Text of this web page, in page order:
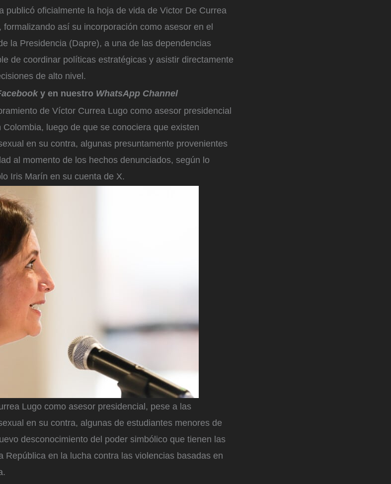
publicó oficialmente la hoja de vida de Victor De Currea
así su incorporación como asesor en el
la Presidencia (Dapre), a una de las dependencias
de coordinar políticas estratégicas y asistir directamente
de alto nivel.
y en nuestro WhatsApp Channel
de Víctor Currea Lugo como asesor presidencial
luego de que se conociera que existen
en su contra, algunas presuntamente provenientes
al momento de los hechos denunciados, según lo
Iris Marín en su cuenta de X.
Lugo como asesor presidencial, pese a las
en su contra, algunas de estudiantes menores de
desconocimiento del poder simbólico que tienen las
República en la lucha contra las violencias basadas en